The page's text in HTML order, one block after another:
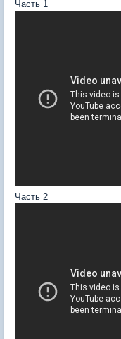
Часть 1
Часть 2